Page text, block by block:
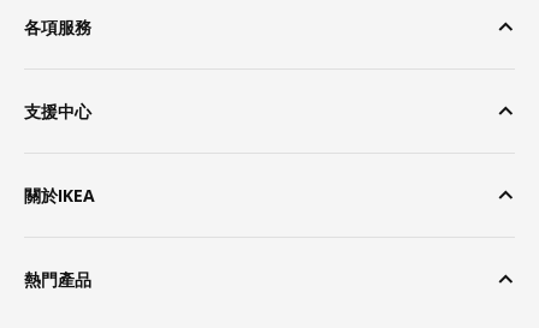
各項服務
支援中心
關於IKEA
熱門產品